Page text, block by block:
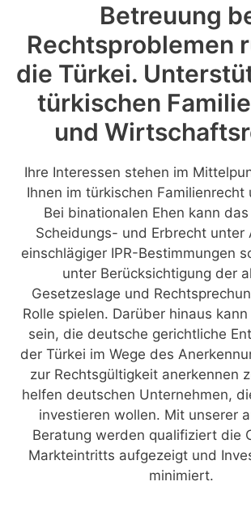
Betreuung
Rechtsproblemen
die Türkei.
türkischen
und
Ihre Interessen stehen im
Ihnen im türkischen Familienrecht
Bei binationalen Ehen kann
Scheidungs- und Erbrecht unter
einschlägiger IPR-Bestimmungen
unter Berücksichtigung der
Gesetzeslage und
Rolle spielen. Darüber hinaus
sein, die deutsche gerichtliche
der Türkei im Wege des
zur Rechtsgültigkeit anerkennen
helfen deutschen Unternehmen,
investieren wollen. Mit unserer
Beratung werden qualifiziert die
Markteintritts aufgezeigt und
minimiert.